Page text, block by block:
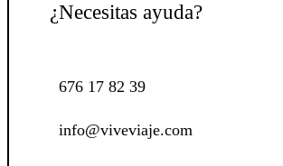
¿Necesitas ayuda?
676 17 82 39
info@viveviaje.com